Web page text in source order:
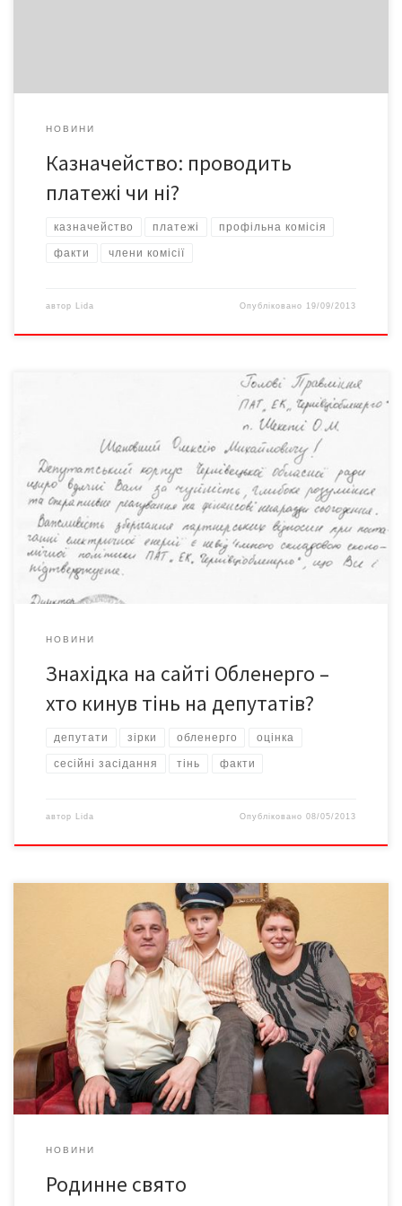
НОВИНИ
Казначейство: проводить
платежі чи ні?
казначейство платежі профільна комісія
факти члени комісії
автор Lida Опубліковано 19/09/2013
Окремі депутати обласної ради вирішують із головою
правління «ПАТ «ЕК «Чернівціобленерго» свої «фінансові
негаразди», а потім дякують йому від імені депутатського
корпусу. Яку назву має це в юриспруденції? Принаймні, ось так
виглядає текст подяки від директора ТзОВ «Букекспо»,
депутата обласної ради В.Т. Берчі, знятий із сайту Обленерго:
Відмоніторило, себто знайшло […]
НОВИНИ
Знахідка на сайті Обленерго –
хто кинув тінь на депутатів?
депутати зірки обленерго оцінка
сесійні засідання тінь факти
автор Lida Опубліковано08/05/2013
Коли подружжя має понад 30 років на двох міліцейського
стажу, День міліції, який в Україні відзначається 20 грудня,
перетворюється з професійного свята на сімейне. фото
Ігоря КОНСТАНТИНЮКА Родина буковинців Дмитра та Інни
Паліїв своїй професії завдячують і сімейним щастям. Адже
познайомила їх саме робота. Молода дізнавачка працювала
тоді […]
НОВИНИ
Родинне свято